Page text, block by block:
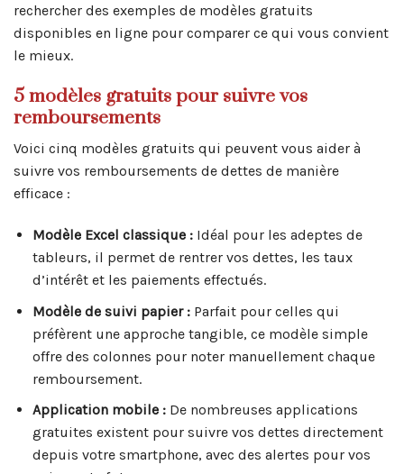
rechercher des exemples de modèles gratuits
disponibles en ligne pour comparer ce qui vous convient
le mieux.
5 modèles gratuits pour suivre vos
remboursements
Voici cinq modèles gratuits qui peuvent vous aider à
suivre vos remboursements de dettes de manière
efficace :
Modèle Excel classique :Idéal pour les adeptes de
tableurs, il permet de rentrer vos dettes, les taux
d’intérêt et les paiements effectués.
Modèle de suivi papier :Parfait pour celles qui
préfèrent une approche tangible, ce modèle simple
offre des colonnes pour noter manuellement chaque
remboursement.
Application mobile :De nombreuses applications
gratuites existent pour suivre vos dettes directement
depuis votre smartphone, avec des alertes pour vos